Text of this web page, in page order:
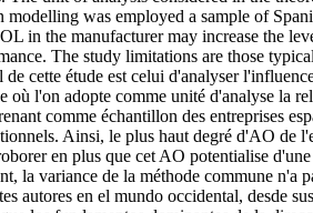
was employed a sample of
in the manufacturer may increase the
The study limitations are those
cette étude est celui d'analyser
l'on adopte comme unité d'analyse la
comme échantillon des entreprises
Ainsi, le plus haut degré d'AO de
en plus que cet AO potentialise
la variance de la méthode commune n'a
autores en el mundo occidental, desde